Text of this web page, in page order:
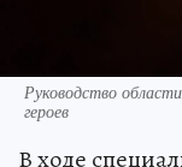
Руководство
героев
В ходе